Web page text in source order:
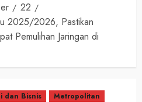
22
2025/2026, Pastikan
Pemulihan Jaringan di
dan Bisnis
Metropolitan